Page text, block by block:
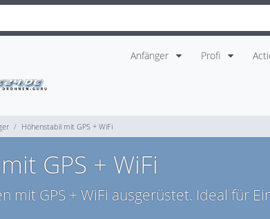
Anfänger Profi
Höhenstabil mit GPS + WiFi
GPS + WiFi
mit GPS + WiFi ausgerüstet. Ideal für